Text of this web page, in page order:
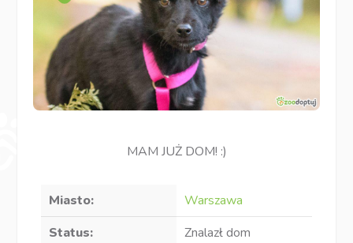
MAM JUŻ DOM! :)
Miasto:
Warszawa
Status:
Znalazł dom